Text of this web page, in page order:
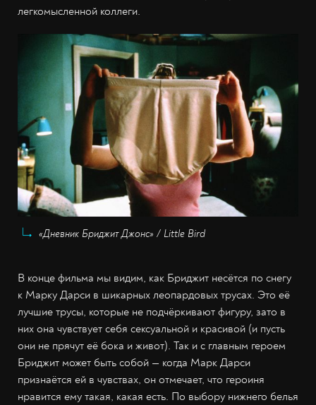
легкомысленной коллеги.
«Дневник Бриджит Джонс» / Little Bird
В конце фильма мы видим, как Бриджит несётся по снегу
к Марку Дарси в шикарных леопардовых трусах. Это её
лучшие трусы, которые не подчёркивают фигуру, зато в
них она чувствует себя сексуальной и красивой (и пусть
они не прячут её бока и живот). Так и с главным героем
Бриджит может быть собой — когда Марк Дарси
признаётся ей в чувствах, он отмечает, что героиня
нравится ему такая, какая есть. По выбору нижнего белья